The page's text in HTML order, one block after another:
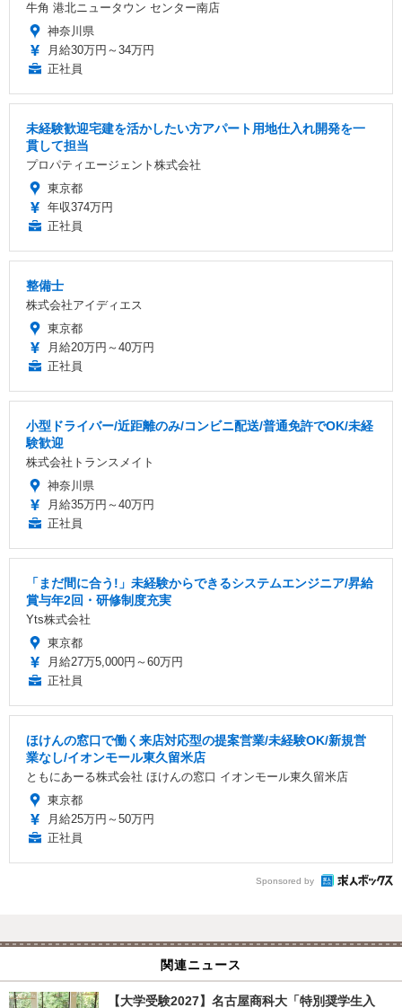
牛角 港北ニュータウン センター南店
神奈川県
月給30万円～34万円
正社員
未経験歓迎宅建を活かしたい方アパート用地仕入れ開発を一
貫して担当
プロパティエージェント株式会社
東京都
年収374万円
正社員
整備士
株式会社アイディエス
東京都
月給20万円～40万円
正社員
小型ドライバー/近距離のみ/コンビニ配送/普通免許でOK/未経
験歓迎
株式会社トランスメイト
神奈川県
月給35万円～40万円
正社員
「まだ間に合う!」未経験からできるシステムエンジニア/昇給
賞与年2回・研修制度充実
Yts株式会社
東京都
月給27万5,000円～60万円
正社員
ほけんの窓口で働く来店対応型の提案営業/未経験OK/新規営
業なし/イオンモール東久留米店
ともにあーる株式会社 ほけんの窓口 イオンモール東久留米店
東京都
月給25万円～50万円
正社員
Sponsored by
関連ニュース
【大学受験2027】名古屋商科大「特別奨学生入